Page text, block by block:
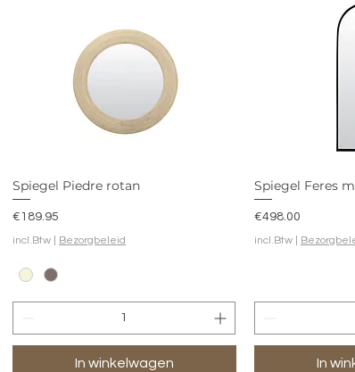
Spiegel Piedre rotan
Prijs
€189.95
incl.Btw Bezorgbeleid
In winkelwagen
Spiegel Feres
Prijs
€498.00
incl.Btw
In